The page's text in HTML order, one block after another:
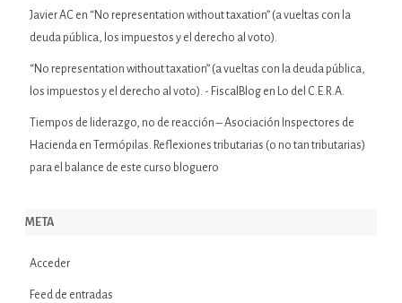
Javier AC en “No representation without taxation” (a vueltas con la
deuda pública, los impuestos y el derecho al voto).
“No representation without taxation” (a vueltas con la deuda pública,
los impuestos y el derecho al voto). - FiscalBlog en Lo del C.E.R.A.
Tiempos de liderazgo, no de reacción – Asociación Inspectores de
Hacienda en
Termópilas. Reflexiones tributarias (o no tan tributarias)
para el balance de este curso bloguero
META
Acceder
Feed de entradas